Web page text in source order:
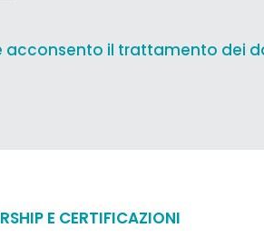
acconsento il trattamento dei
E CERTIFICAZIONI